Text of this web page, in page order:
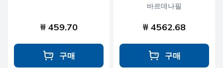
₩ 459.70
구매
바르데나필
₩ 4562.68
구매